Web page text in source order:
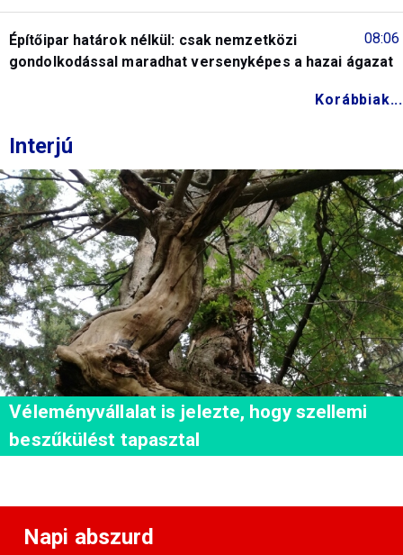
08:06
Építőipar határok nélkül: csak nemzetközi
gondolkodással maradhat versenyképes a hazai ágazat
Korábbiak...
Interjú
Véleményvállalat is jelezte, hogy szellemi
beszűkülést tapasztal
Napi abszurd